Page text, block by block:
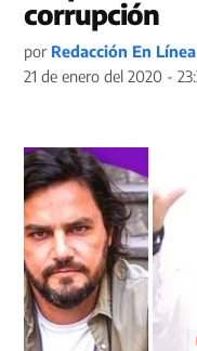
corrupción
por Redacción En Línea
21 de enero del 2020 -